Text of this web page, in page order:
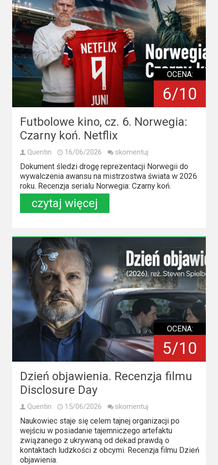
Prime
Video
Apple
TV
+
Disney+
HBO
Max
Netflix
Sky
Showtime
Podsumowania
2022
2021
2020
2019
2018
2016
2017
2015
2014
OCENA:
6/10
Futbolowe kino, cz. 6. Norwegia:
Czarny koń. Netflix
Quentin 16/06/2026 skomentuj
Dokument śledzi drogę reprezentacji Norwegii do
wywalczenia awansu na mistrzostwa świata w 2026
roku. Recenzja serialu Norwegia: Czarny koń.
czytaj więcej
OCENA:
5/10
Dzień objawienia. Recenzja filmu
Disclosure Day
Quentin 15/06/2026 skomentuj
Naukowiec staje się celem tajnej organizacji po
wejściu w posiadanie tajemniczego artefaktu
związanego z ukrywaną od dekad prawdą o
kontaktach ludzkości z obcymi. Recenzja filmu Dzień
objawienia.